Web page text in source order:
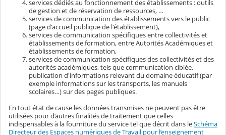
services dédiés au fonctionnement des établissements : outils
de gestion et de réservation de ressources, …
services de communication des établissements vers le public
(page d'accueil publique de l'établissement),
services de communication spécifiques entre collectivités et
établissements de formation, entre Autorités Académiques et
établissements de formation,
services de communication spécifiques des collectivités et des
autorités académiques, tels que communication ciblée,
publication d'informations relevant du domaine éducatif (par
exemple informations sur les transports, les manuels
scolaires…) sur des pages publiques.
En tout état de cause les données transmises ne peuvent pas être
utilisées pour d’autres finalités de traitement que celles
indispensables à la fourniture du service tel que décrit dans leSchéma
Directeur des Espaces numériques de Travail pour l’enseignement